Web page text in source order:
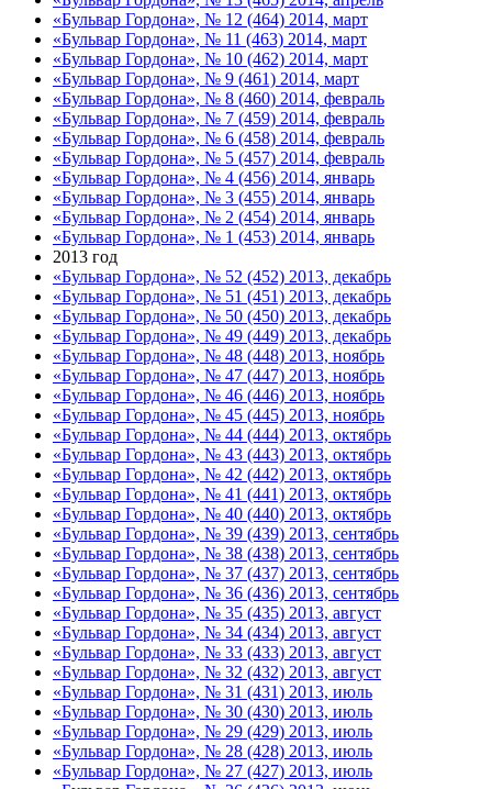
«Бульвар Гордона», № 12 (464) 2014, март
«Бульвар Гордона», № 11 (463) 2014, март
«Бульвар Гордона», № 10 (462) 2014, март
«Бульвар Гордона», № 9 (461) 2014, март
«Бульвар Гордона», № 8 (460) 2014, февраль
«Бульвар Гордона», № 7 (459) 2014, февраль
«Бульвар Гордона», № 6 (458) 2014, февраль
«Бульвар Гордона», № 5 (457) 2014, февраль
«Бульвар Гордона», № 4 (456) 2014, январь
«Бульвар Гордона», № 3 (455) 2014, январь
«Бульвар Гордона», № 2 (454) 2014, январь
«Бульвар Гордона», № 1 (453) 2014, январь
2013 год
«Бульвар Гордона», № 52 (452) 2013, декабрь
«Бульвар Гордона», № 51 (451) 2013, декабрь
«Бульвар Гордона», № 50 (450) 2013, декабрь
«Бульвар Гордона», № 49 (449) 2013, декабрь
«Бульвар Гордона», № 48 (448) 2013, ноябрь
«Бульвар Гордона», № 47 (447) 2013, ноябрь
«Бульвар Гордона», № 46 (446) 2013, ноябрь
«Бульвар Гордона», № 45 (445) 2013, ноябрь
«Бульвар Гордона», № 44 (444) 2013, октябрь
«Бульвар Гордона», № 43 (443) 2013, октябрь
«Бульвар Гордона», № 42 (442) 2013, октябрь
«Бульвар Гордона», № 41 (441) 2013, октябрь
«Бульвар Гордона», № 40 (440) 2013, октябрь
«Бульвар Гордона», № 39 (439) 2013, сентябрь
«Бульвар Гордона», № 38 (438) 2013, сентябрь
«Бульвар Гордона», № 37 (437) 2013, сентябрь
«Бульвар Гордона», № 36 (436) 2013, сентябрь
«Бульвар Гордона», № 35 (435) 2013, август
«Бульвар Гордона», № 34 (434) 2013, август
«Бульвар Гордона», № 33 (433) 2013, август
«Бульвар Гордона», № 32 (432) 2013, август
«Бульвар Гордона», № 31 (431) 2013, июль
«Бульвар Гордона», № 30 (430) 2013, июль
«Бульвар Гордона», № 29 (429) 2013, июль
«Бульвар Гордона», № 28 (428) 2013, июль
«Бульвар Гордона», № 27 (427) 2013, июль